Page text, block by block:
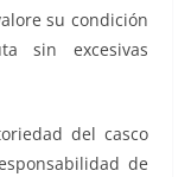
su condición
sin excesivas
del casco
de